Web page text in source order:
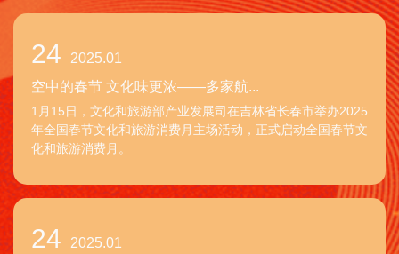
24
2025.01
空中的春节 文化味更浓——多家航...
1月15日，文化和旅游部产业发展司在吉林省长春市举办2025
年全国春节文化和旅游消费月主场活动，正式启动全国春节文
化和旅游消费月。
24
2025.01